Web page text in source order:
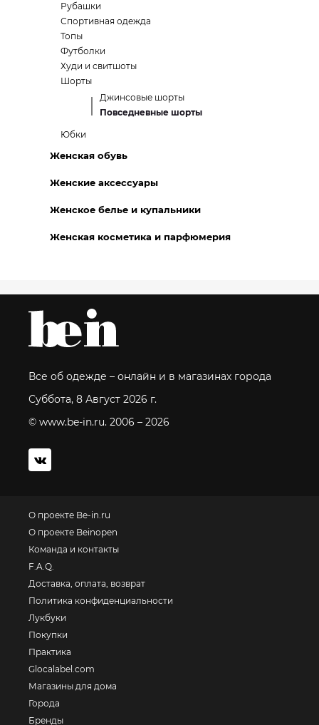
Рубашки
Спортивная одежда
Топы
Футболки
Худи и свитшоты
Шорты
Джинсовые шорты
Повседневные шорты
Юбки
Женская обувь
Женские аксессуары
Женское белье и купальники
Женская косметика и парфюмерия
Все об одежде – онлайн и в магазинах города
Суббота, 8 Август 2026 г.
© www.be-in.ru. 2006 – 2026
О проекте Be-in.ru
О проекте Beinopen
Команда и контакты
F.A.Q.
Доставка, оплата, возврат
Политика конфиденциальности
Лукбуки
Покупки
Практика
Glocalabel.com
Магазины для дома
Города
Бренды